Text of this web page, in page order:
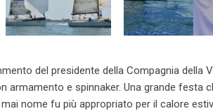
del presidente della Compagnia della
armamento e spinnaker. Una grande festa
nome fu più appropriato per il calore